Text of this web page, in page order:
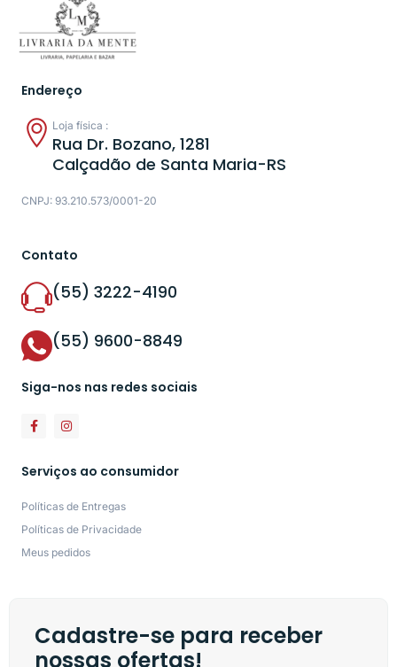
Endereço
Loja física :
Rua Dr. Bozano, 1281
Calçadão de Santa Maria-RS
CNPJ: 93.210.573/0001-20
Contato
(55) 3222-4190
(55) 9600-8849
Siga-nos nas redes sociais
Serviços ao consumidor
Políticas de Entregas
Políticas de Privacidade
Meus pedidos
Cadastre-se para receber
nossas ofertas!